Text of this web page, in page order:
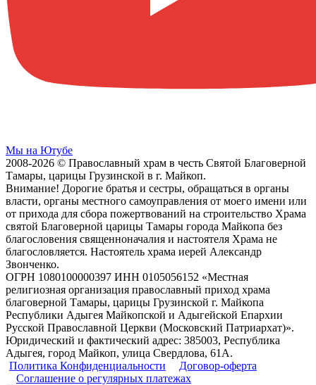
Мы на Ютубе
2008-2026 © Православный храм в честь Святой Благоверной
Тамары, царицы Грузинской в г. Майкоп.
Внимание! Дорогие братья и сестры, обращаться в органы
власти, органы местного самоуправления от моего имени или
от прихода для сбора пожертвований на строительство Храма
святой Благоверной царицы Тамары города Майкопа без
благословения священноначалия и настоятеля Храма не
благословляется. Настоятель храма иерей Александр
Звонченко.
ОГРН 1080100000397 ИНН 0105056152 «Местная
религиозная организация православный приход храма
благоверной Тамары, царицы Грузинской г. Майкопа
Республики Адыгея Майкопской и Адыгейской Епархии
Русской Православной Церкви (Московский Патриархат)».
Юридический и фактический адрес: 385003, Республика
Адыгея, город Майкоп, улица Свердлова, 61А.
Политика Конфиденциальности
Договор-оферта
Соглашение о регулярных платежах